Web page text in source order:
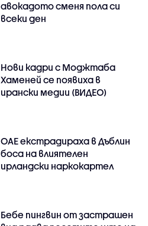
авокадото сменя пола си
всеки ден
Нови кадри с Моджтаба
Хаменей се появиха в
ирански медии (ВИДЕО)
ОАЕ екстрадираха в Дъблин
боса на влиятелен
ирландски наркокартел
Бебе пингвин от застрашен